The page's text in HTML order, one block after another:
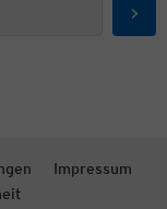
Impressum